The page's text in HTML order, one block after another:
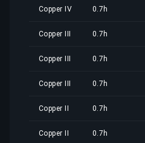
Copper IV 0.7h
Copper III 0.7h
Copper III 0.7h
Copper III 0.7h
Copper II 0.7h
Copper II 0.7h